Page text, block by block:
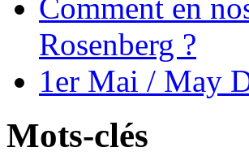
Comment en
Rosenberg ?
1er Mai / May
Mots-clés